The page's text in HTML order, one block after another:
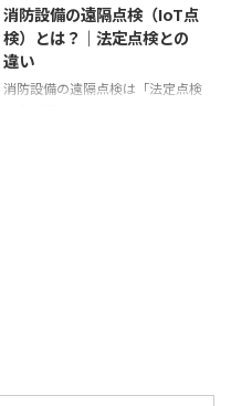
律 消防設備士試験では、細かい
例外を覚える前に、まず「消防法
は消防用設備等や防火管理」「建
築基準法は建物の構造・避難・防
消防設備の遠隔点検（IoT点
検）とは？｜法定点検との
違い
消防設備の遠隔点検は「法定点検
の点検・報告は、消防法第17条